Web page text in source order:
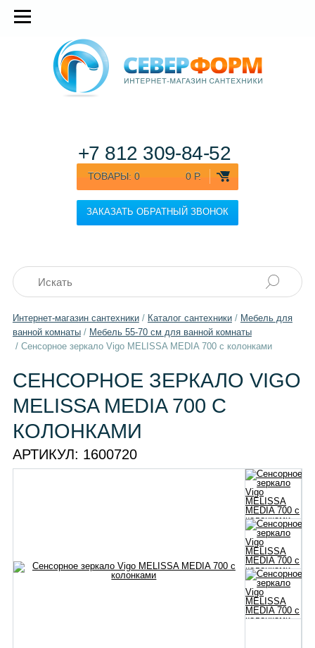
ТОВАРЫ: 0 0 Р.
ЗАКАЗАТЬ ОБРАТНЫЙ ЗВОНОК
+7 812 309-84-52
Интернет-магазин сантехники/ Каталог сантехники/ Мебель для
ванной комнаты/ Мебель 55-70 см для ванной комнаты
/ Сенсорное зеркало Vigo MELISSA MEDIA 700 с колонками
СЕНСОРНОЕ ЗЕРКАЛО VIGO
MELISSA MEDIA 700 С
КОЛОНКАМИ
АРТИКУЛ: 1600720